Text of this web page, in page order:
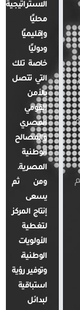
الاستراتيجية
محليًا
وإقليميًا
ودوليًا
خاصة تلك
التي تتصل
بالأمن
القومي
المصري
والمصالح
الوطنية
المصرية.
ومن ثم
يسعى
إنتاج المركز
لتغطية
الأولويات
الوطنية،
وتوفير رؤية
استباقية
لبدائل